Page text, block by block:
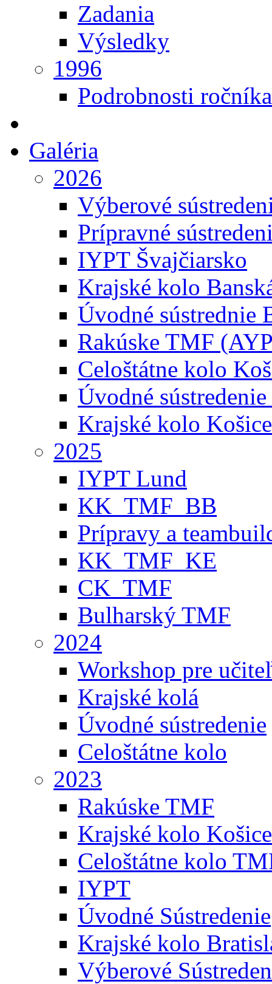
Zadania
Výsledky
1996
Podrobnosti ročníka
Galéria
2026
Výberové
Prípravné
IYPT Švajčiarsko
Krajské kolo
Úvodné sústrednie
Rakúske TMF
Celoštátne kolo
Úvodné
Krajské kolo Košice
2025
IYPT Lund
KK_TMF_BB
Prípravy a
KK_TMF_KE
CK_TMF
Bulharský TMF
2024
Workshop pre
Krajské kolá
Úvodné sústredenie
Celoštátne kolo
2023
Rakúske TMF
Krajské kolo Košice
Celoštátne kolo
IYPT
Úvodné Sústredenie
Krajské kolo
Výberové